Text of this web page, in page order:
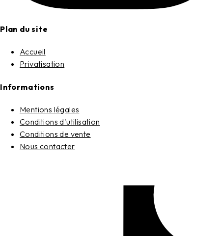
Plan du site
Accueil
Privatisation
Informations
Mentions légales
Conditions d'utilisation
Conditions de vente
Nous contacter